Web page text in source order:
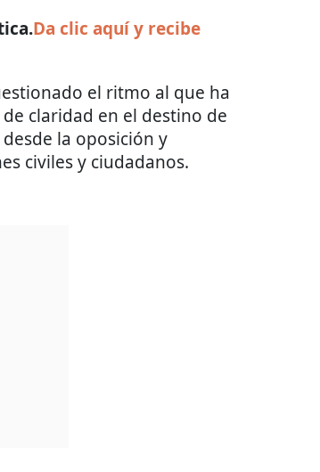
Da clic aquí y recibe
el ritmo al que ha
claridad en el destino de
la oposición y
civiles y ciudadanos.